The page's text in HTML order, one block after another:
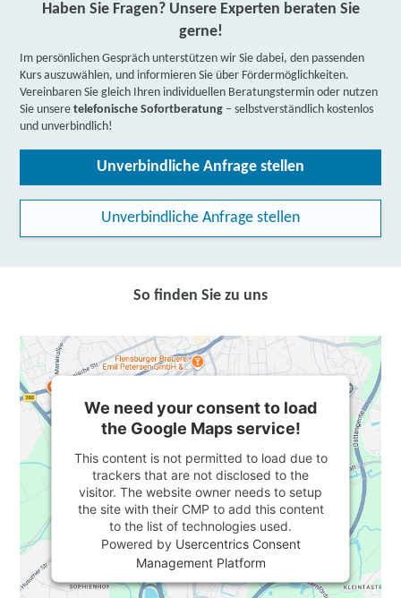
Haben Sie Fragen? Unsere Experten beraten Sie
gerne!
Im persönlichen Gespräch unterstützen wir Sie dabei, den passenden
Kurs auszuwählen, und informieren Sie über Fördermöglichkeiten.
Vereinbaren Sie gleich Ihren individuellen Beratungstermin oder nutzen
Sie unseretelefonische Sofortberatung – selbstverständlich kostenlos
und unverbindlich!
Unverbindliche Anfrage stellen
Unverbindliche Anfrage stellen
So finden Sie zu uns
We need your consent to load
the Google Maps service!
This content is not permitted to load due to
trackers that are not disclosed to the
visitor. The website owner needs to setup
the site with their CMP to add this content
to the list of technologies used.
Powered by Usercentrics Consent
Management Platform